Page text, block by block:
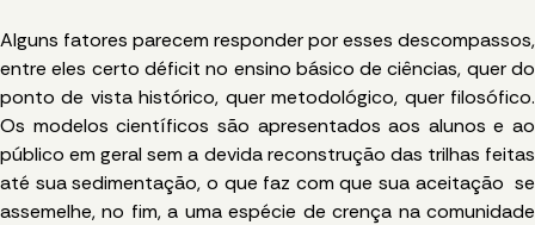
Alguns fatores parecem responder por esses descompassos,
entre eles certo déficit no ensino básico de ciências, quer do
ponto de vista histórico, quer metodológico, quer filosófico.
Os modelos científicos são apresentados aos alunos e ao
público em geral sem a devida reconstrução das trilhas feitas
até sua sedimentação, o que faz com que sua aceitação se
assemelhe, no fim, a uma espécie decrença na comunidade